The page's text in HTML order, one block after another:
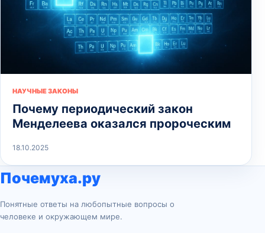
НАУЧНЫЕ ЗАКОНЫ
Почему периодический закон
Менделеева оказался пророческим
18.10.2025
Почемуха.ру
Понятные ответы на любопытные вопросы о
человеке и окружающем мире.